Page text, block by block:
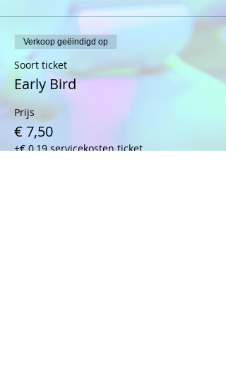
Verkoop geëindigd op
Soort ticket
Early Bird
Prijs
€ 7,50
+€ 0,19 servicekosten ticket